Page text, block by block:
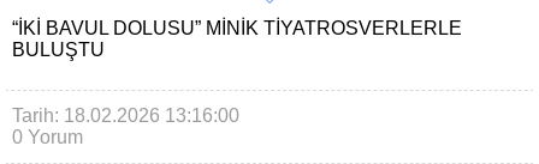
“İKI BAVUL DOLUSU” MINIK TIYATROSVERLERLE
BULUŞTU
Tarih: 18.02.2026 13:16:00
0 Yorum